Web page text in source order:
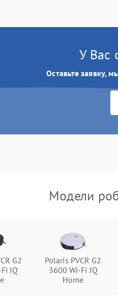
У Вас
Оставьте заявку,
Модели
G2
IQ
Polaris PVCR G2
3600 Wi-Fi IQ
Home